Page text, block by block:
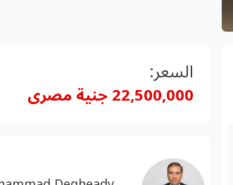
السعر:
22,500,000 جنية مصرى